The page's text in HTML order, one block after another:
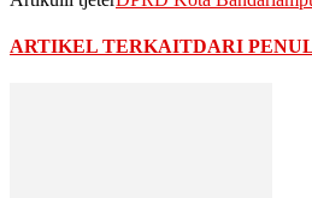
ARTIKEL TERKAITDARI